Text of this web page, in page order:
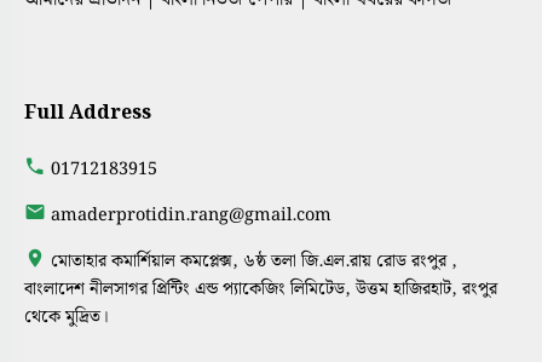
Full Address
01712183915
amaderprotidin.rang@gmail.com
মোতাহার কমার্শিয়াল কমপ্লেক্স, ৬ষ্ঠ তলা জি.এল.রায় রোড রংপুর ,
বাংলাদেশ নীলসাগর প্রিন্টিং এন্ড প্যাকেজিং লিমিটেড, উত্তম হাজিরহাট, রংপুর
থেকে মুদ্রিত।